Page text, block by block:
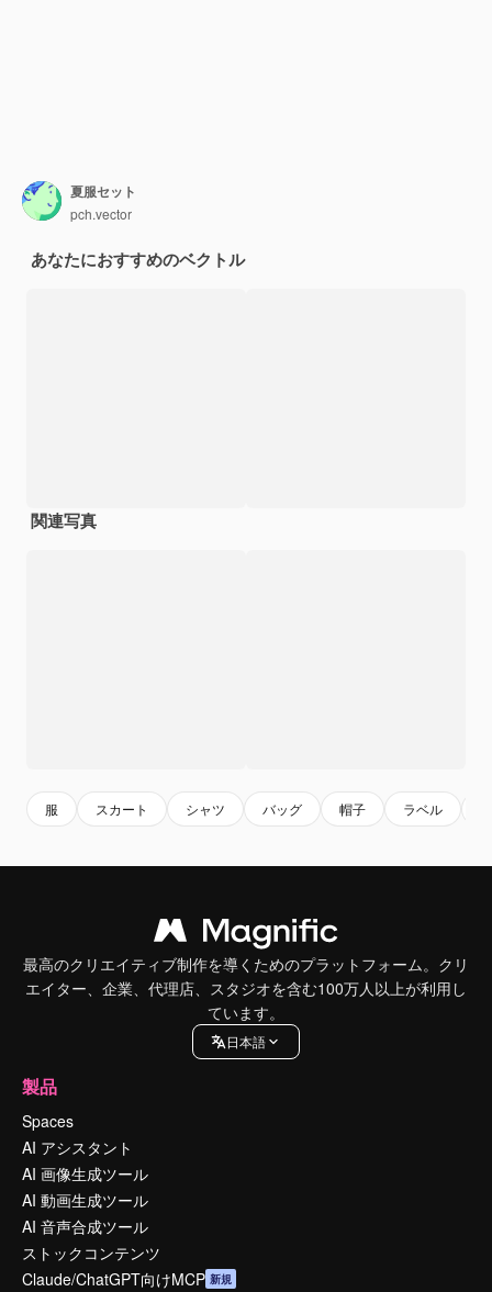
夏服セット
pch.vector
あなたにおすすめのベクトル
関連写真
服 スカート シャツ バッグ 帽子 ラベル
最高のクリエイティブ制作を導くためのプラットフォーム。クリ
エイター、企業、代理店、スタジオを含む100万人以上が利用し
ています。
日本語
製品
Spaces
AI アシスタント
AI 画像生成ツール
AI 動画生成ツール
AI 音声合成ツール
ストックコンテンツ
Claude/ChatGPT向けMCP 新規